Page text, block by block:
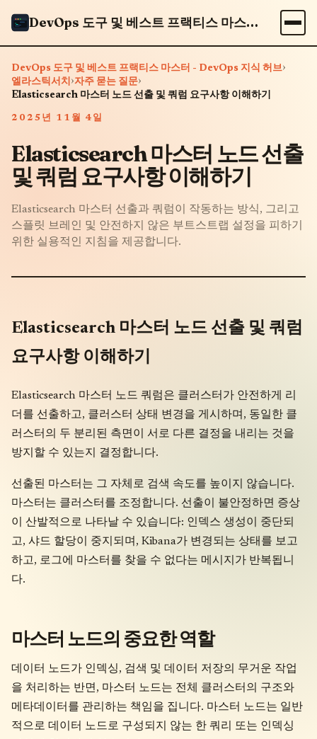
DevOps 도구 및 베스트 프랙티스 마스터 - DevOps 지식 허브
DevOps 도구 및 베스트 프랙티스 마스터 - DevOps 지식 허브›
엘라스틱서치 ›자주 묻는 질문›
Elasticsearch 마스터 노드 선출 및 쿼럼 요구사항 이해하기
2025년 11월 4일
Elasticsearch 마스터 노드 선출
및 쿼럼 요구사항 이해하기
Elasticsearch 마스터 선출과 쿼럼이 작동하는 방식, 그리고
스플릿 브레인 및 안전하지 않은 부트스트랩 설정을 피하기
위한 실용적인 지침을 제공합니다.
Elasticsearch 마스터 노드 선출 및 쿼럼
요구사항 이해하기
Elasticsearch 마스터 노드 쿼럼은 클러스터가 안전하게 리
더를 선출하고, 클러스터 상태 변경을 게시하며, 동일한 클
러스터의 두 분리된 측면이 서로 다른 결정을 내리는 것을
방지할 수 있는지 결정합니다.
선출된 마스터는 그 자체로 검색 속도를 높이지 않습니다.
마스터는 클러스터를 조정합니다. 선출이 불안정하면 증상
이 산발적으로 나타날 수 있습니다: 인덱스 생성이 중단되
고, 샤드 할당이 중지되며, Kibana가 변경되는 상태를 보고
하고, 로그에 마스터를 찾을 수 없다는 메시지가 반복됩니
다.
마스터 노드의 중요한 역할
데이터 노드가 인덱싱, 검색 및 데이터 저장의 무거운 작업
을 처리하는 반면, 마스터 노드는 전체 클러스터의 구조와
메타데이터를 관리하는 책임을 집니다. 마스터 노드는 일반
적으로 데이터 노드로 구성되지 않는 한 쿼리 또는 인덱싱